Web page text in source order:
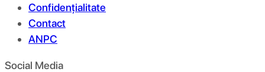
Confidențialitate
Contact
ANPC
Social Media